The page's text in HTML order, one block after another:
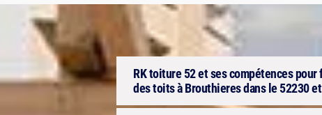
RK toiture 52 et ses compétences
des toits à Brouthieres dans le 52230